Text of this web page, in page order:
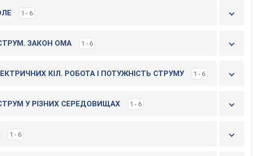
г
у
1 - 6
ЗАКОН ОМА 1 - 6
КIЛ. РОБОТА I ПОТУЖНIСТЬ СТРУМУ 1 - 6
У РIЗНИХ СЕРЕДОВИЩАХ 1 - 6
1 - 6